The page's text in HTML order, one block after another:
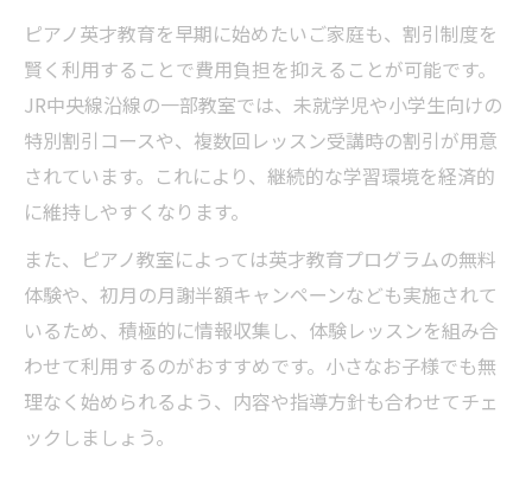
解説
ピアノ英才教育と割引プランの組み合わせ
術
ピアノ教室割引の適正な利用タイミングと
は
割引の有無で選ぶピアノ教室のメリット比
較
ピアノ教室割引と先生の質を両立する選び
ピアノ英才教育を早期に始めたいご家庭も、割引制度を
賢く利用することで費用負担を抑えることが可能です。
JR中央線沿線の一部教室では、未就学児や小学生向けの
特別割引コースや、複数回レッスン受講時の割引が用意
されています。これにより、継続的な学習環境を経済的
に維持しやすくなります。
また、ピアノ教室によっては英才教育プログラムの無料
体験や、初月の月謝半額キャンペーンなども実施されて
いるため、積極的に情報収集し、体験レッスンを組み合
わせて利用するのがおすすめです。小さなお子様でも無
理なく始められるよう、内容や指導方針も合わせてチェ
ックしましょう。